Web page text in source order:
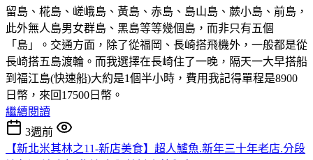
留島、椛島、嵯峨島、黃島、赤島、島山島、蕨小島、前島，
此外無人島男女群島、黑島等等幾個島，而非只有五個
「島」。交通方面，除了從福岡、長崎搭飛機外，一般都是從
長崎搭五島渡輪。而我選擇在長崎住了一晚，隔天一大早搭船
到福江島(快速船)大約是1個半小時，費用我記得單程是8900
日幣，來回17500日幣。
繼續閱讀
3週前
【新北米其林之11-新店美食】超人鱸魚.新年三十年老店.分段